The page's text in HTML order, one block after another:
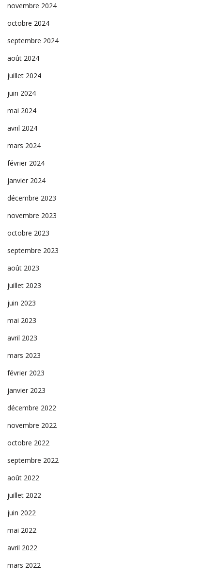
novembre 2024
octobre 2024
septembre 2024
août 2024
juillet 2024
juin 2024
mai 2024
avril 2024
mars 2024
février 2024
janvier 2024
décembre 2023
novembre 2023
octobre 2023
septembre 2023
août 2023
juillet 2023
juin 2023
mai 2023
avril 2023
mars 2023
février 2023
janvier 2023
décembre 2022
novembre 2022
octobre 2022
septembre 2022
août 2022
juillet 2022
juin 2022
mai 2022
avril 2022
mars 2022